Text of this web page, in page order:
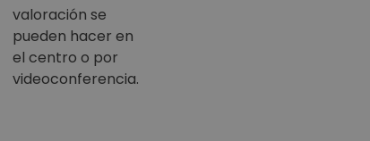
valoración se
pueden hacer en
el centro o por
videoconferencia.